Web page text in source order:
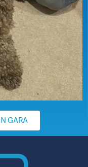
GARA